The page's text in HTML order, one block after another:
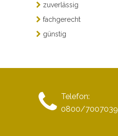
zuverlässig
fachgerecht
günstig
Telefon:
0800/7007039